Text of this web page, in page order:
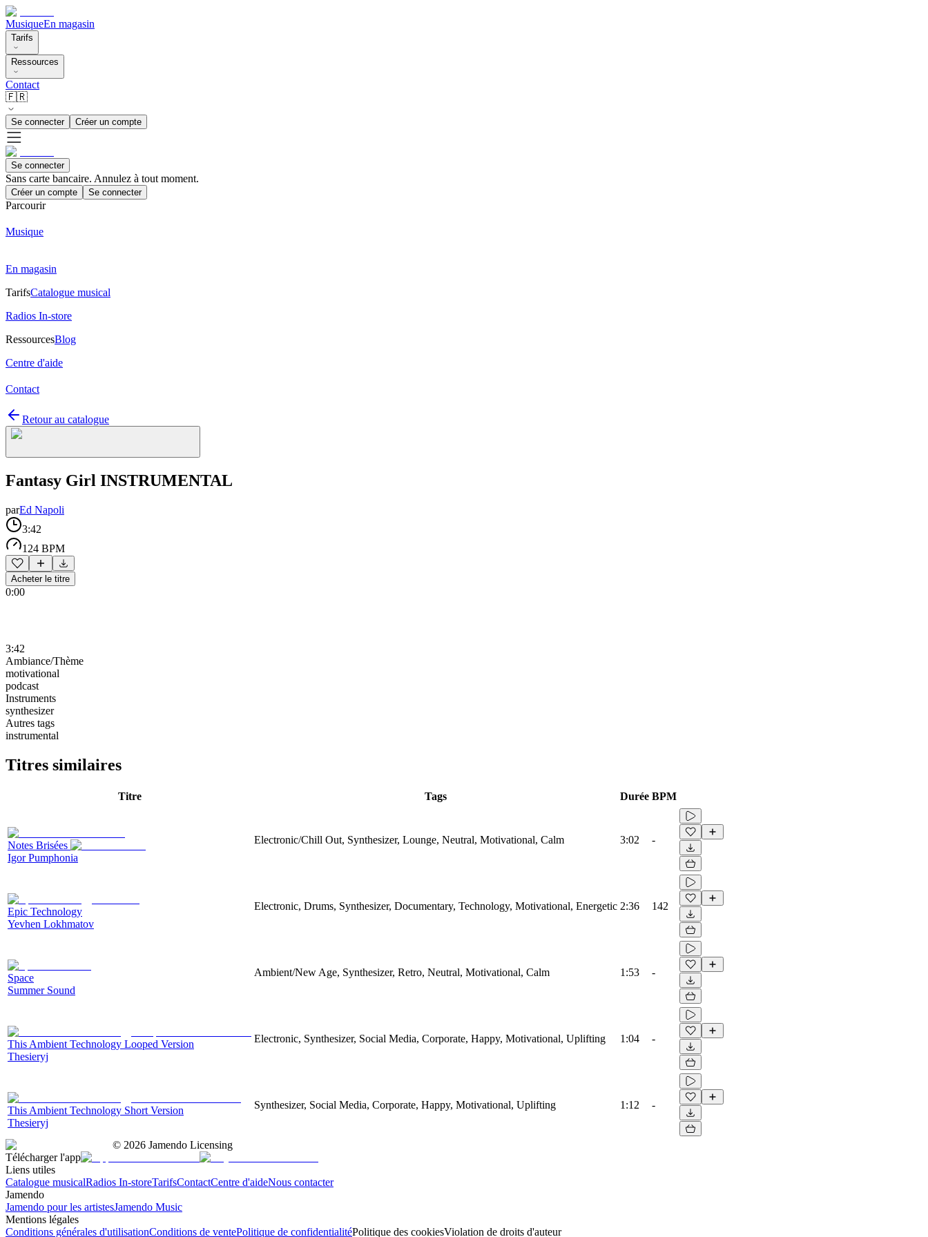
MusiqueEn magasin
Tarifs
Ressources
Contact
🇫🇷
Se connecter Créer un compte
Se connecter
Sans carte bancaire. Annulez à tout moment.
Créer un compte Se connecter
Parcourir
Musique
En magasin
TarifsCatalogue musical
Radios In-store
RessourcesBlog
Centre d'aide
Contact
Retour au catalogue
Fantasy Girl INSTRUMENTAL
parEd Napoli
3:42
124 BPM
Acheter le titre
0:00
3:42
Ambiance/Thème
motivational
podcast
Instruments
synthesizer
Autres tags
instrumental
Titres similaires
Titre Tags Durée BPM
Notes Brisées
Igor Pumphonia
Electronic/Chill Out, Synthesizer, Lounge, Neutral, Motivational, Calm 3:02 -
Epic Technology
Yevhen Lokhmatov
Electronic, Drums, Synthesizer, Documentary, Technology, Motivational, Energetic 2:36 142
Space
Summer Sound
Ambient/New Age, Synthesizer, Retro, Neutral, Motivational, Calm 1:53 -
This Ambient Technology Looped Version
Thesieryj
Electronic, Synthesizer, Social Media, Corporate, Happy, Motivational, Uplifting 1:04 -
This Ambient Technology Short Version
Thesieryj
Synthesizer, Social Media, Corporate, Happy, Motivational, Uplifting 1:12 -
© 2026 Jamendo Licensing
Télécharger l'app
Liens utiles
Catalogue musicalRadios In-storeTarifsContactCentre d'aideNous contacter
Jamendo
Jamendo pour les artistesJamendo Music
Mentions légales
Conditions générales d'utilisationConditions de ventePolitique de confidentialitéPolitique des cookiesViolation de droits d'auteur